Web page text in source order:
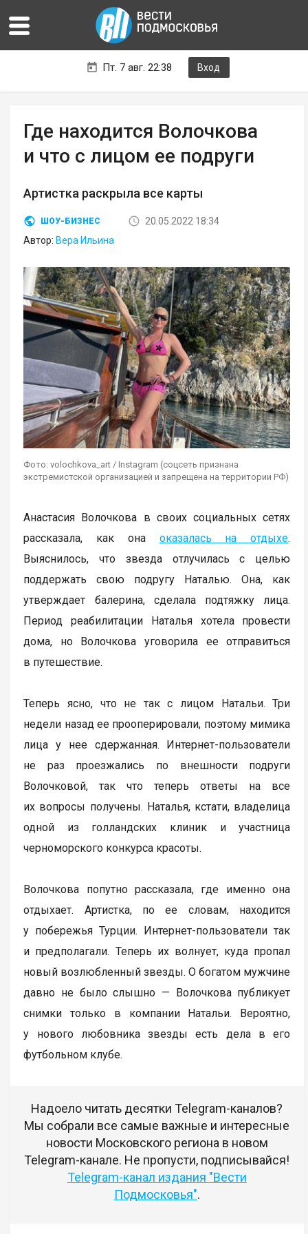
Пт. 7 авг. 22:38 Вход
Где находится Волочкова
и что с лицом ее подруги
Артистка раскрыла все карты
ШОУ-БИЗНЕС
20.05.2022 18:34
Автор: Вера Ильина
Фото: volochkova_art / Instagram (соцсеть признана
экстремистской организацией и запрещена на территории РФ)
Анастасия Волочкова в своих социальных сетях
рассказала, как она оказалась на отдыхе.
Выяснилось, что звезда отлучилась с целью
поддержать свою подругу Наталью. Она, как
утверждает балерина, сделала подтяжку лица.
Период реабилитации Наталья хотела провести
дома, но Волочкова уговорила ее отправиться
в путешествие.
Теперь ясно, что не так с лицом Натальи. Три
недели назад ее прооперировали, поэтому мимика
лица у нее сдержанная. Интернет-пользователи
не раз проезжались по внешности подруги
Волочковой, так что теперь ответы на все
их вопросы получены. Наталья, кстати, владелица
одной из голландских клиник и участница
черноморского конкурса красоты.
Волочкова попутно рассказала, где именно она
отдыхает. Артистка, по ее словам, находится
у побережья Турции. Интернет-пользователи так
и предполагали. Теперь их волнует, куда пропал
новый возлюбленный звезды. О богатом мужчине
давно не было слышно — Волочкова публикует
снимки только в компании Натальи. Вероятно,
у нового любовника звезды есть дела в его
футбольном клубе.
Надоело читать десятки Telegram-каналов?
Мы собрали все самые важные и интересные
новости Московского региона в новом
Telegram-канале. Не пропусти, подписывайся!
Telegram-канал издания "Вести
Подмосковья".